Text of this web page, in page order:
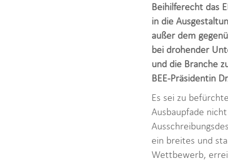
Beihilferecht das
in die
außer dem
bei drohender
und die Branche
BEE-Präsidentin
Es sei zu
Ausbaupfade
ein breites und
Wettbewerb,